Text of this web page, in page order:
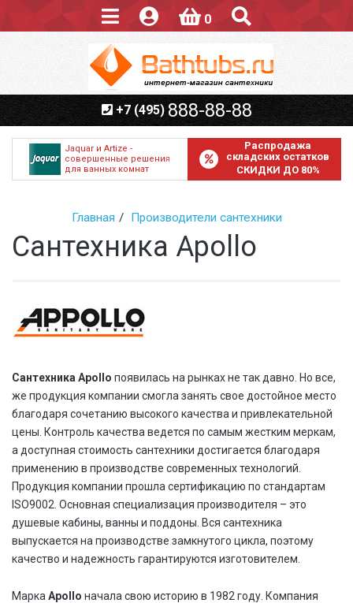
0
+7 (495) 888-88-88
Распродажа
складских остатков
СКИДКИ ДО 80%
Jaquar и Artize -
совершенные решения
для ванных комнат
Главная Производители сантехники
Сантехника Apollo
Сантехника Apollo появилась на рынках не так давно. Но все,
же продукция компании смогла занять свое достойное место
благодаря сочетанию высокого качества и привлекательной
цены. Контроль качества ведется по самым жестким меркам,
а доступная стоимость сантехники достигается благодаря
применению в производстве современных технологий.
Продукция компании прошла сертификацию по стандартам
ISO9002. Основная специализация производителя – это
душевые кабины, ванны и поддоны. Вся сантехника
выпускается на производстве замкнутого цикла, поэтому
качество и надежность гарантируются изготовителем.
Марка Apollo начала свою историю в 1982 году. Компания